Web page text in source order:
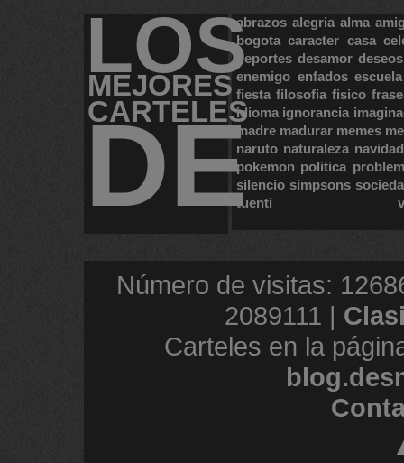
LOS
MEJORES
CARTELES
DE
abrazos alegria alma
bogota caracter casa
deportes desamor deseos
enemigo enfados escuela
fiesta filosofia fisico
idioma ignorancia
madre madurar memes
naruto naturaleza navidad
pokemon politica
silencio simpsons
tuenti
Número de visitas:
2089111 |
Carteles en la